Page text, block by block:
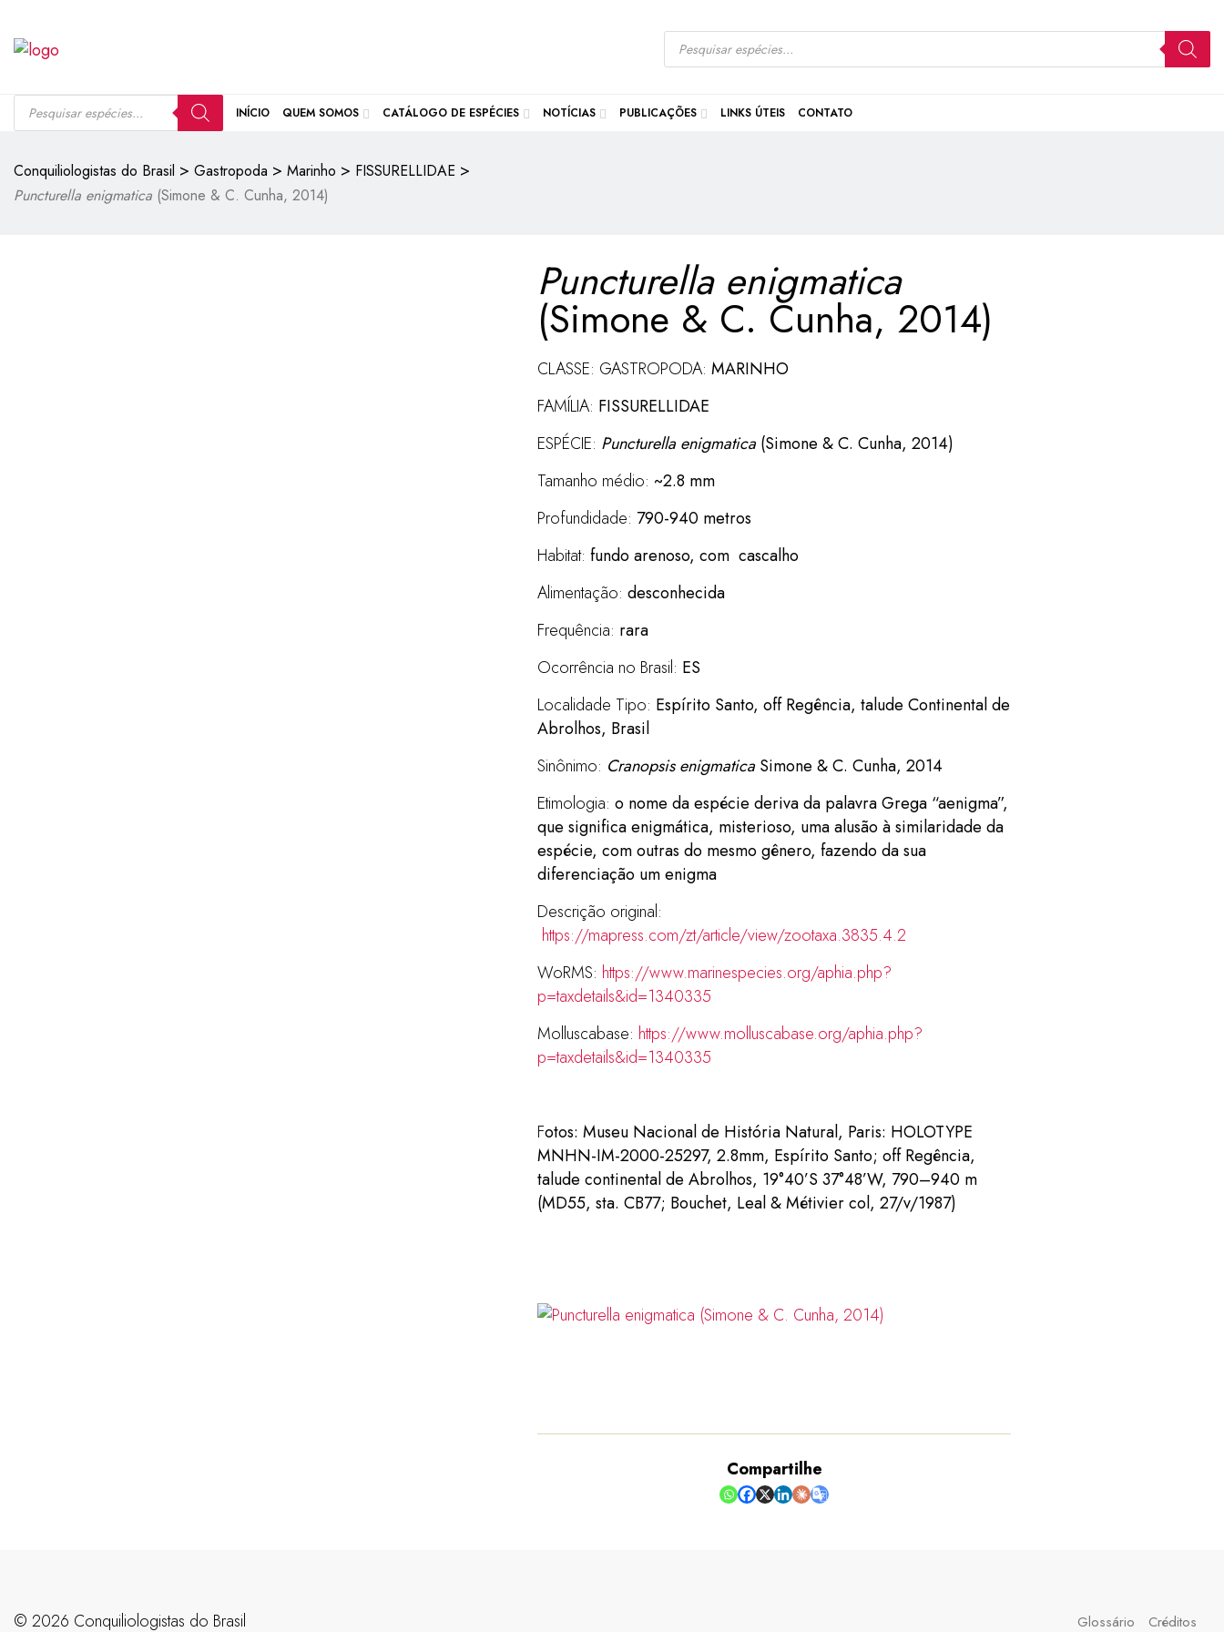
INÍCIO QUEM SOMOS CATÁLOGO DE ESPÉCIES NOTÍCIAS PUBLICAÇÕES LINKS ÚTEIS CONTATO
Conquiliologistas do Brasil > Gastropoda > Marinho > FISSURELLIDAE >
Puncturella enigmatica (Simone & C. Cunha, 2014)
Puncturella enigmatica
(Simone & C. Cunha, 2014)
CLASSE: GASTROPODA: MARINHO
FAMÍLIA: FISSURELLIDAE
ESPÉCIE: Puncturella enigmatica(Simone & C. Cunha, 2014)
Tamanho médio: ~2.8 mm
Profundidade: 790-940 metros
Habitat: fundo arenoso, com cascalho
Alimentação: desconhecida
Frequência: rara
Ocorrência no Brasil: ES
Localidade Tipo: Espírito Santo, off Regência, talude Continental de
Abrolhos, Brasil
Sinônimo: Cranopsis enigmaticaSimone & C. Cunha, 2014
Etimologia: o nome da espécie deriva da palavra Grega “aenigma”,
que significa enigmática, misterioso, uma alusão à similaridade da
espécie, com outras do mesmo gênero, fazendo da sua
diferenciação um enigma
Descrição original:
https://mapress.com/zt/article/view/zootaxa.3835.4.2
WoRMS: https://www.marinespecies.org/aphia.php?
p=taxdetails&id=1340335
Molluscabase: https://www.molluscabase.org/aphia.php?
p=taxdetails&id=1340335
Fotos: Museu Nacional de História Natural, Paris: HOLOTYPE
MNHN-IM-2000-25297, 2.8mm, Espírito Santo; off Regência,
talude continental de Abrolhos, 19°40’S 37°48’W, 790–940 m
(MD55, sta. CB77; Bouchet, Leal & Métivier col, 27/v/1987)
Compartilhe
©️ 2026 Conquiliologistas do Brasil Glossário Créditos